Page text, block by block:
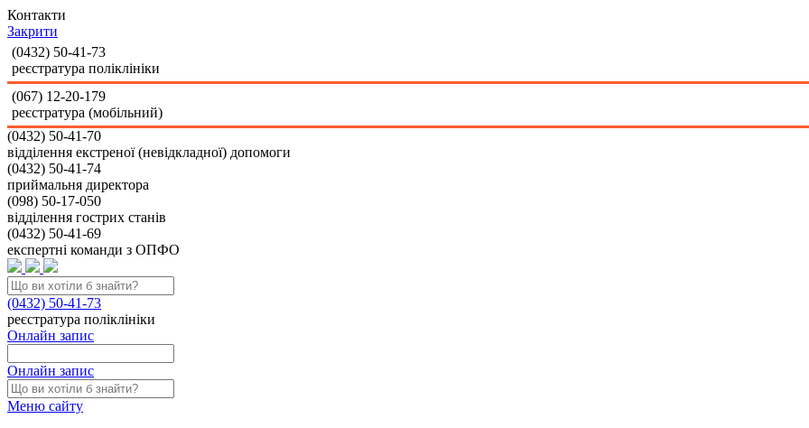
Контакти
Закрити
(0432) 50-41-73
реєстратура поліклініки
(067) 12-20-179
реєстратура (мобільний)
(0432) 50-41-70
відділення екстреної (невідкладної) допомоги
(0432) 50-41-74
приймальня директора
(098) 50-17-050
відділення гострих станів
(0432) 50-41-69
експертні команди з ОПФО
(0432) 50-41-73
реєстратура поліклініки
Онлайн запис
Онлайн запис
Меню сайту